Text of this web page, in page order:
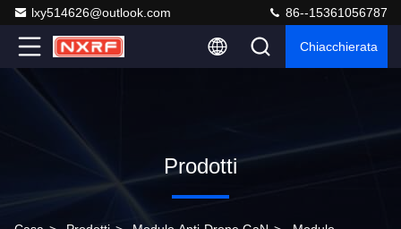
lxy514626@outlook.com 86--15361056787
Chiacchierata
Prodotti